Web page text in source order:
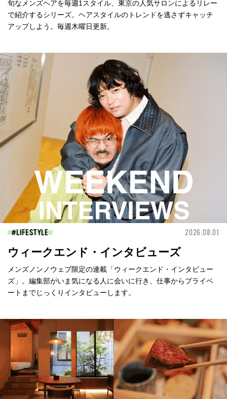
旬なメンズヘアを毎週1スタイル、東京の人気サロンによるリレー
で紹介するシリーズ。ヘアスタイルのトレンドを逃さずキャッチ
アップしよう。毎週木曜日更新。
LIFESTYLE 2026.08.01
ウィークエンド・インタビューズ
メンズノンノウェブ限定の連載「ウィークエンド・インタビュー
ズ」。編集部がいま気になる人に会いに行き、仕事からプライベ
ートまでじっくりインタビューします。